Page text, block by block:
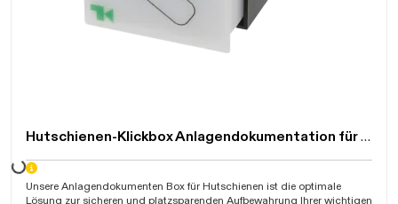
Hutschienen-Klickbox Anlagendokumentation für USB-Stick
Daten werden geladen. Bitte warten...
Unsere Anlagendokumenten Box für Hutschienen ist die optimale
Lösung zur sicheren und platzsparenden Aufbewahrung Ihrer wichtigen